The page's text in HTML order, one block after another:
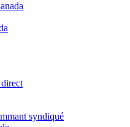
syndiqué